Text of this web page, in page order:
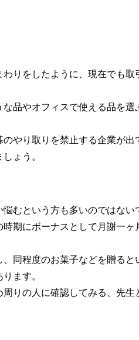
りをしたように、現在でも取
品やオフィスで使える品を選
やり取りを禁止する企業が出
ょう。
むという方も多いのではない
期にボーナスとして月謝一ヶ
同程度のお菓子などを贈ると
ます。
りの人に確認してみる、先生